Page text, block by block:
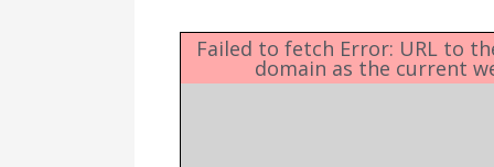
Αθλητικές
Υποδομές
Failed to fetch Error: URL to
domain as the current